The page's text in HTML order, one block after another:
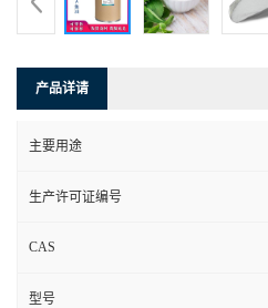
产品详请
主要用途
生产许可证编号
CAS
型号